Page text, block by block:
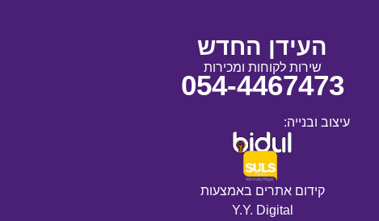
העידן החדש
שירות לקוחות ומכירות
054-4467473
עיצוב ובנייה:
קידום אתרים באמצעות
Y.Y. Digital